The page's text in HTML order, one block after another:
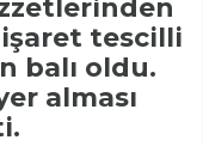
tescilli
balı oldu.
alması